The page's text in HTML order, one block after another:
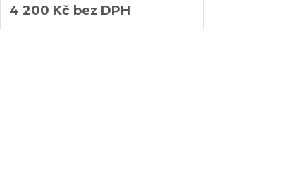
4 200 Kč bez DPH